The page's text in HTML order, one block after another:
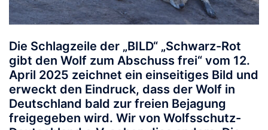
Die Schlagzeile der „BILD“ „Schwarz-Rot
gibt den Wolf zum Abschuss frei“ vom 12.
April 2025 zeichnet ein einseitiges Bild und
erweckt den Eindruck, dass der Wolf in
Deutschland bald zur freien Bejagung
freigegeben wird. Wir von Wolfsschutz-